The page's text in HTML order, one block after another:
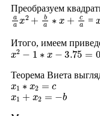
Преобразуем
aax2+ba∗x+ca =
Итого, имеем
x2−1∗x−3.75=0
Теорема Виета
x1∗x2= c
x1 + x2 =− b